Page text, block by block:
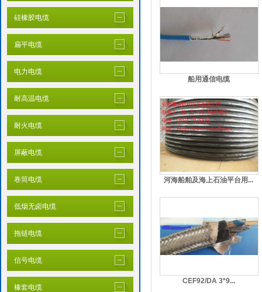
硅橡胶电缆
扁平电缆
电力电缆
耐高温电缆
耐火电缆
屏蔽电缆
卷筒电缆
低烟无卤电缆
拖链电缆
信号电缆
橡套电缆
船用通信电缆
河海船舶及海上石油平台用...
CEF92/DA 3*9...